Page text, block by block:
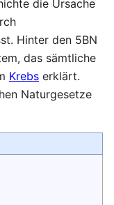
die Ursache
Hinter den 5BN
das sämtliche
Krebs erklärt.
Naturgesetze